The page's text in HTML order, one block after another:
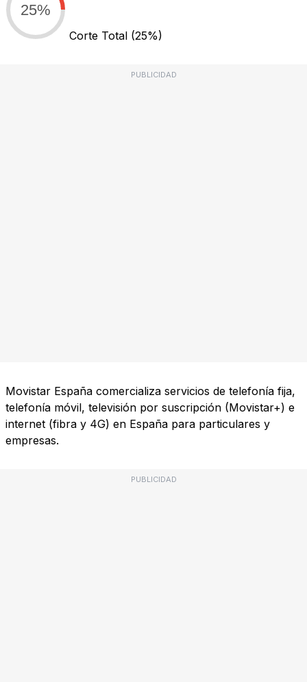
25%
Corte Total (25%)
PUBLICIDAD
Movistar España comercializa servicios de telefonía fija,
telefonía móvil, televisión por suscripción (Movistar+) e
internet (fibra y 4G) en España para particulares y
empresas.
PUBLICIDAD